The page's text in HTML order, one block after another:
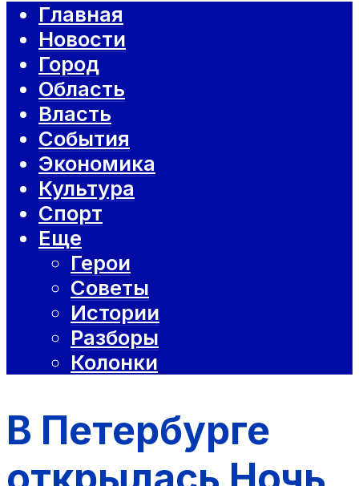
Главная
Новости
Город
Область
Власть
События
Экономика
Культура
Спорт
Еще
Герои
Советы
Истории
Разборы
Колонки
В Петербурге